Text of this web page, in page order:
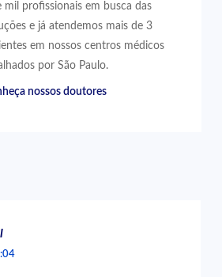
mil profissionais em busca das
e já atendemos mais de 3
em nossos centros médicos
por São Paulo.
nossos doutores